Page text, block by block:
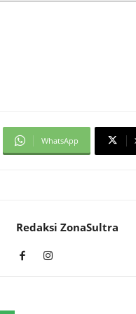
WhatsApp
Redaksi ZonaSultra